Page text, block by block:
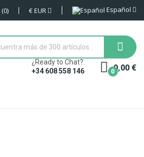
0 €EUR Español
¿Ready to Chat?:
+34 608 558 146
0,00 €
0